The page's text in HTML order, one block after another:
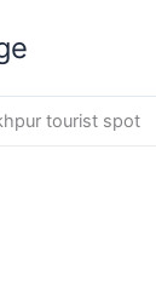
tourist spot